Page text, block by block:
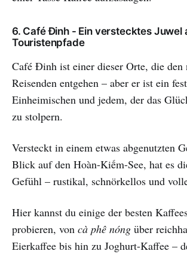
6. Café Đinh - Ein verstecktes Juwel
Touristenpfade
Café Đinh ist einer dieser Orte, die den
Reisenden entgehen – aber er ist ein
Einheimischen und jedem, der das
zu stolpern.
Versteckt in einem etwas abgenutzten
Blick auf den Hoàn-Kiếm-See, hat es
Gefühl – rustikal, schnörkellos und
Hier kannst du einige der besten
probieren, von cà phê nóng über
Eierkaffee bis hin zu Joghurt-Kaffee –